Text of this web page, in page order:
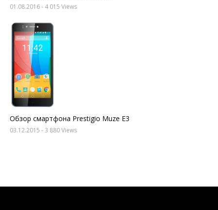
01.08.2016- 4 015 Views
Обзор смартфона Prestigio Muze E3
03.12.2015 - 3 880 Views